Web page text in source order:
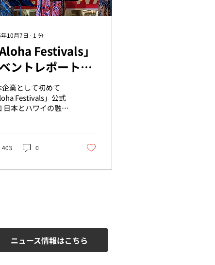
10月7日 ∙ 1 分
Aloha Festivals」
ントレポートを
しました
企業として初めて
Festivals」公式
日本のダンサーと地
にはビーチクリーン
403 0
ニュース情報はこちら